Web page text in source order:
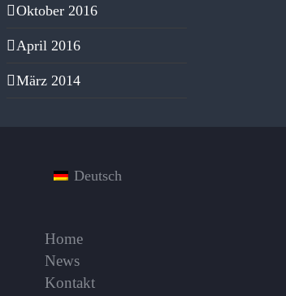
Oktober 2016
April 2016
März 2014
Deutsch
Home
News
Kontakt